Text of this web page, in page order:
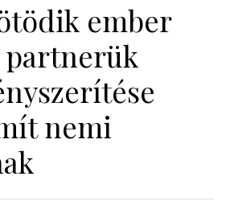
ember
nemi